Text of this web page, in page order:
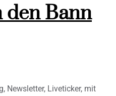
den Bann
Newsletter, Liveticker, mit